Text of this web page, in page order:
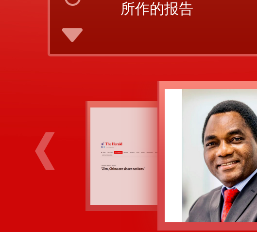
所作的报告
从现在起，中国
建成社会主义现代化
全面推进中华民族伟
——2022年10月
所作的报告
津巴布
津巴
服务部部
受采访
注中共
愿。中
合作伙
了巨大
得非洲